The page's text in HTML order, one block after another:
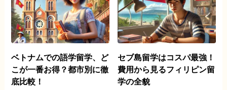
ベトナムでの語学留学、ど
こが一番お得？都市別に徹
底比較！
セブ島留学はコスパ最強！
費用から見るフィリピン留
学の全貌